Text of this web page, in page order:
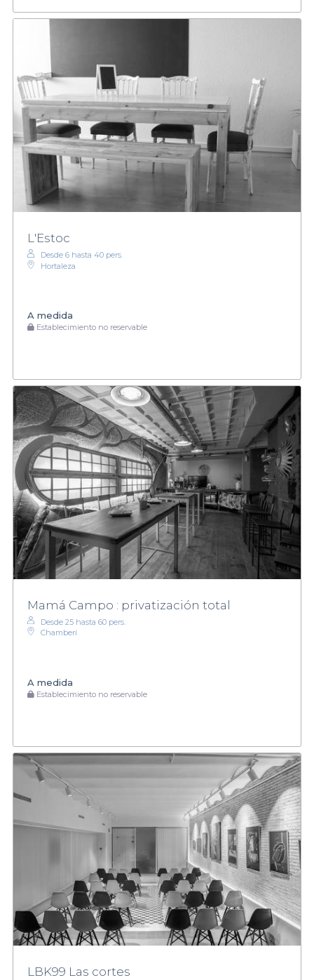
L'Estoc
Desde 6 hasta 40 pers.
Hortaleza
A medida
Establecimiento no reservable
Mamá Campo : privatización total
Desde 25 hasta 60 pers.
Chamberí
A medida
Establecimiento no reservable
LBK99 Las cortes